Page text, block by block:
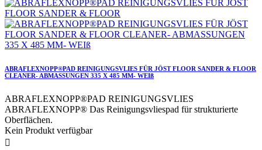
ABRAFLEXNOPP®PAD REINIGUNGSVLIES FÜR JÖST FLOOR SANDER & FLOOR
CLEANER- ABMASSUNGEN 335 X 485 MM- WEIß
ABRAFLEXNOPP®PAD REINIGUNGSVLIES
ABRAFLEXNOPP® Das Reinigungsvliespad für strukturierte
Oberflächen.
Kein Produkt verfügbar
